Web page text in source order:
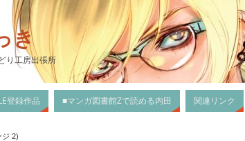
き
り工房出張所
登録作品 ■マンガ図書館Zで読める内田 関連リンク
ジ 2)